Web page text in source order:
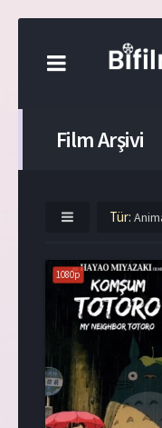
Film Arşivi
Tür:
1080p